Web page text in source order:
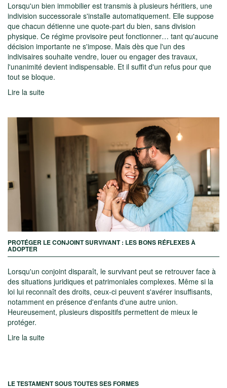
Lorsqu'un bien immobilier est transmis à plusieurs héritiers, une
indivision successorale s'installe automatiquement. Elle suppose
que chacun détienne une quote-part du bien, sans division
physique. Ce régime provisoire peut fonctionner… tant qu'aucune
décision importante ne s'impose. Mais dès que l'un des
indivisaires souhaite vendre, louer ou engager des travaux,
l'unanimité devient indispensable. Et il suffit d'un refus pour que
tout se bloque.
Lire la suite
PROTÉGER LE CONJOINT SURVIVANT : LES BONS RÉFLEXES À
ADOPTER
Lorsqu'un conjoint disparaît, le survivant peut se retrouver face à
des situations juridiques et patrimoniales complexes. Même si la
loi lui reconnaît des droits, ceux-ci peuvent s'avérer insuffisants,
notamment en présence d'enfants d'une autre union.
Heureusement, plusieurs dispositifs permettent de mieux le
protéger.
Lire la suite
LE TESTAMENT SOUS TOUTES SES FORMES